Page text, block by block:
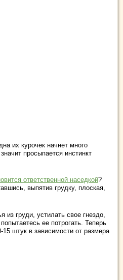
их курочек начнет много
просыпается инстинкт
ответственной наседкой?
выпятив грудку, плоская,
из груди, устилать свое гнездо,
ее потрогать. Теперь
штук в зависимости от размера